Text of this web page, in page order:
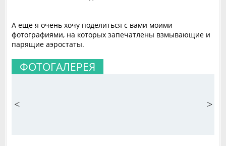
А еще я очень хочу поделиться с вами моими
фотографиями, на которых запечатлены взмывающие и
парящие аэростаты.
ФОТОГАЛЕРЕЯ
< >